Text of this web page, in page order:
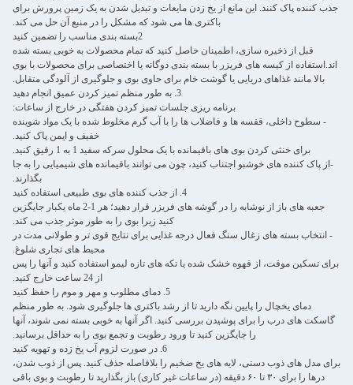
جذب کننده پاک کنند. این مانع از یخ زدن مایعات و تبدیل شدن به یک زمین پرورش برای
باکتری ها می شود که مشکل را در منبع آن حل می کند.
2بسته بندی مناسب را تضمین کنید
قبل از ذخیره سازی، اطمینان حاصل کنید که تمام محصولات به خوبی بسته شده
اند.استفاده از کیسه های فریزر با بسته بندی دوگانه یا اختصاصی برای محصولات با بوی
بالا مانند غذاهای دریایی یا گوشت خام برای حاوی بوی و جلوگیری از آلودگی متقابل.
3. به طور منظم تمیز کردن عمیق انجام دهید
برنامه ریزی جلسات تمیز کردن هفتگی در خارج از ساعات:
- سطوح داخلی، قفسه ها و فاضلاب ها را با آب گرم مخلوط شده با یک مواد شوینده
خفیف و ایمن پاک کنید.
برای خنثی کردن بوی های باقیمانده با یک محلول سرکه سفید 1 به 1 رقیق کنید.
-از پاک کننده های خوشبو اجتناب کنید، چون می توانند باقیمانده های شیمیایی را به جا
بگذارند.
4. از جذب کننده های بوی طبیعی استفاده کنید
جعبه های باز از نوشابه را در گوشه های فریزر قرار دهید؛ هر 1-2 ماه یکبار جایگزین
کنید زیرا بوی را به طور موثر جذب می کند.
- انتخاب بسته های زغال سنگ فعال درجه غذایی برای نتایج قوی تر و طولانی مدت در
محیط های تجاری شلوغ.
برای تسکین موقت، از قهوه خشک شده یا تکه های تازه لیمو استفاده کنید و آنها را پس
از 24 ساعت خارج کنید.
5. دمای مطلوب و مهر و موم را حفظ کنید
دمای یخچال را پایین نگه دارید تا از رشد باکتری ها جلوگیری شود. به طور منظم
گاسکت های درب را برای پوشیدن بررسی کنید. اگر آنها به خوبی بسته نمی شوند، آنها
را جایگزین کنید تا ورود رطوبت و تجمع بوی را به حداقل برسانید.
6. در صورت لزوم آب یخ زده و تهویه کنید
برای مدل های ذوب دستی، لایه های یخ ضخیم را بلافاصله حذف کنید. پس از ذوب شدن،
درها را برای ۳۰ تا ۶۰ دقیقه (در ساعات غیر کاری) باز بگذارید تا رطوبت و بوی باقی